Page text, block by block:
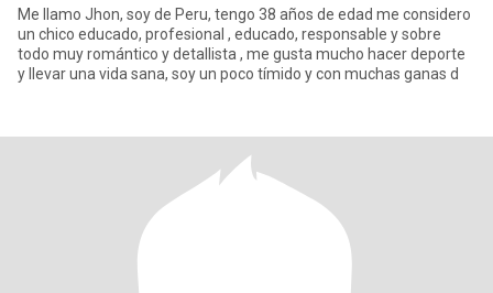
Me llamo Jhon, soy de Peru, tengo 38 años de edad me considero
un chico educado, profesional , educado, responsable y sobre
todo muy romántico y detallista , me gusta mucho hacer deporte
y llevar una vida sana, soy un poco tímido y con muchas ganas d